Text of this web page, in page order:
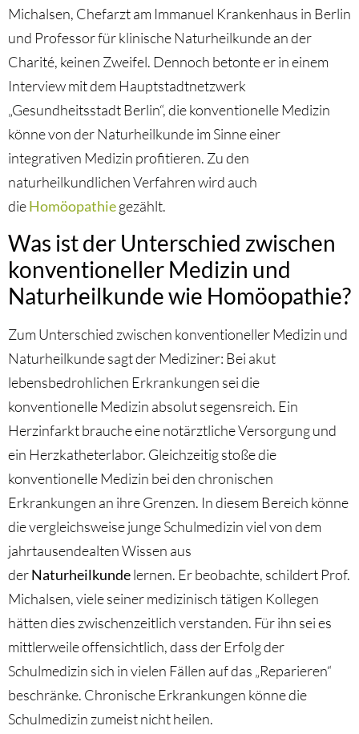
Michalsen, Chefarzt am Immanuel Krankenhaus in Berlin
und Professor für klinische Naturheilkunde an der
Charité, keinen Zweifel. Dennoch betonte er in einem
Interview mit dem Hauptstadtnetzwerk
„Gesundheitsstadt Berlin“, die konventionelle Medizin
könne von der Naturheilkunde im Sinne einer
integrativen Medizin profitieren. Zu den
naturheilkundlichen Verfahren wird auch
dieHomöopathiegezählt.
Was ist der Unterschied zwischen
konventioneller Medizin und
Naturheilkunde wie Homöopathie?
Zum Unterschied zwischen konventioneller Medizin und
Naturheilkunde sagt der Mediziner: Bei akut
lebensbedrohlichen Erkrankungen sei die
konventionelle Medizin absolut segensreich. Ein
Herzinfarkt brauche eine notärztliche Versorgung und
ein Herzkatheterlabor. Gleichzeitig stoße die
konventionelle Medizin bei den chronischen
Erkrankungen an ihre Grenzen. In diesem Bereich könne
die vergleichsweise junge Schulmedizin viel von dem
jahrtausendealten Wissen aus
derNaturheilkundelernen. Er beobachte, schildert Prof.
Michalsen, viele seiner medizinisch tätigen Kollegen
hätten dies zwischenzeitlich verstanden. Für ihn sei es
mittlerweile offensichtlich, dass der Erfolg der
Schulmedizin sich in vielen Fällen auf das „Reparieren“
beschränke. Chronische Erkrankungen könne die
Schulmedizin zumeist nicht heilen.